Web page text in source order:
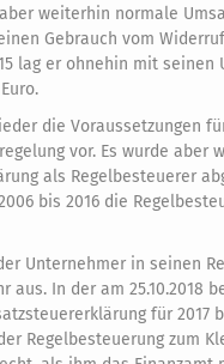
weiterhin normale
Gebrauch vom
lag er ohnehin mit seinen
die Voraussetzungen
vor. Es wurde aber
als Regelbesteuerer
bis 2016 die
Unternehmer in seinen
aus. In der am 25.10.2018
für 2017
Regelbesteuerung zum